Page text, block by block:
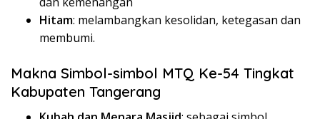
Hitam: melambangkan kesolidan, ketegasan dan
membumi.
Makna Simbol-simbol MTQ Ke-54 Tingkat
Kabupaten Tangerang